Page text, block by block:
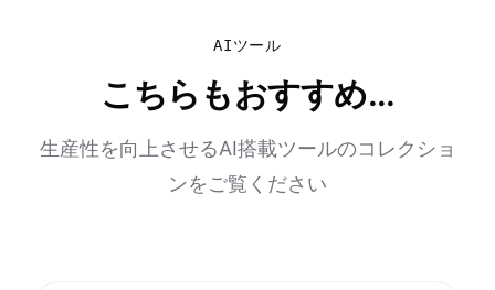
AIツール
こちらもおすすめ...
生産性を向上させるAI搭載ツールのコレクショ
ンをご覧ください